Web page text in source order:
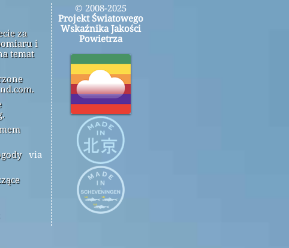
za
i
temat
via
© 2008-2025
Projekt Światowego
Wskaźnika Jakości
Powietrza